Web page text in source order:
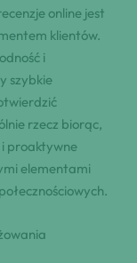
online jest
klientów.
i
szybkie
rzecz biorąc,
proaktywne
elementami